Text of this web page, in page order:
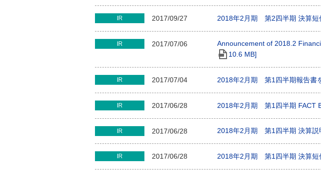
IR 2017/09/27 2018年2月期 第2四半期 決算短
IR 2017/07/06
Announcement of 2018.2
10.6 MB]
IR 2017/07/04 2018年2月期 第1四半期報告書
IR 2017/06/28 2018年2月期 第1四半期 FACT
IR 2017/06/28 2018年2月期 第1四半期 決算説
IR 2017/06/28 2018年2月期 第1四半期 決算短